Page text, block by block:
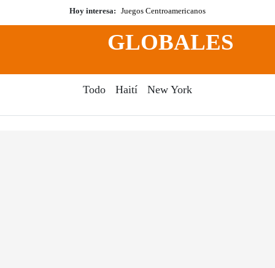
Hoy interesa: Juegos Centroamericanos
GLOBALES
Todo Haití New York